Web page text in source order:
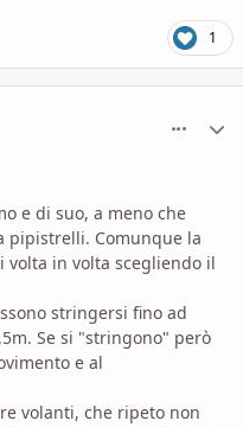
1
e di suo, a meno che
pipistrelli. Comunque la
volta in volta scegliendo il
stringersi fino ad
Se si "stringono" però
e al
volanti, che ripeto non